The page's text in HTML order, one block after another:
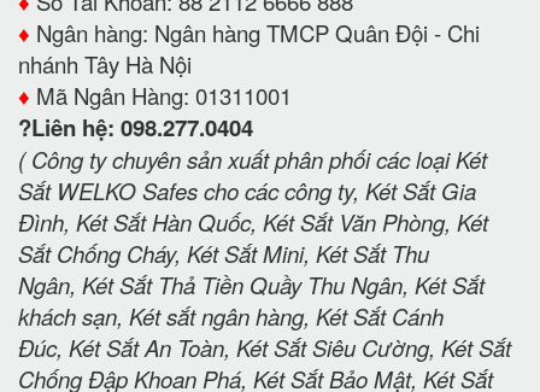
♦️ Ngân hàng: Ngân hàng TMCP Quân Đội - Chi
nhánh Tây Hà Nội
♦️ Mã Ngân Hàng: 01311001
?Liên hệ: 098.277.0404
( Công ty chuyên sản xuất phân phối các loại Két
Sắt WELKO Safes cho các công ty, Két Sắt Gia
Đình, Két Sắt Hàn Quốc, Két Sắt Văn Phòng, Két
Sắt Chống Cháy, Két Sắt Mini, Két Sắt Thu
Ngân, Két Sắt Thả Tiền Quầy Thu Ngân, Két Sắt
khách sạn, Két sắt ngân hàng, Két Sắt Cánh
Đúc, Két Sắt An Toàn, Két Sắt Siêu Cường, Két Sắt
Chống Đập Khoan Phá, Két Sắt Bảo Mật, Két Sắt